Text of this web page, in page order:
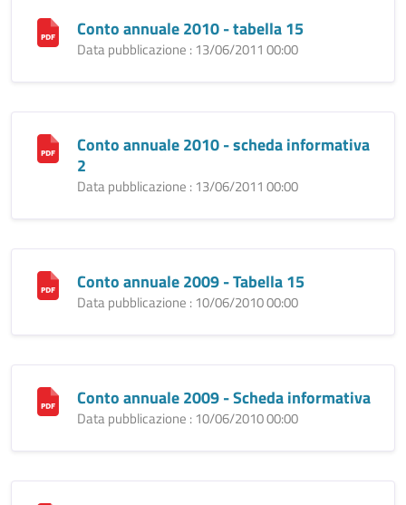
Conto annuale 2010 - tabella 15
Data pubblicazione : 13/06/2011 00:00
Conto annuale 2010 - scheda informativa
2
Data pubblicazione : 13/06/2011 00:00
Conto annuale 2009 - Tabella 15
Data pubblicazione : 10/06/2010 00:00
Conto annuale 2009 - Scheda informativa
Data pubblicazione : 10/06/2010 00:00